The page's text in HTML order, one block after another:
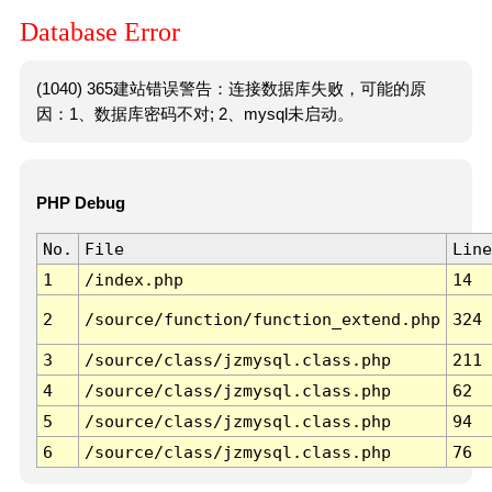
Database Error
(1040) 365建站错误警告：连接数据库失败，可能的原
因：1、数据库密码不对; 2、mysql未启动。
PHP Debug
No. File
Line
1
/index.php 14
2 /source/function/function_extend.php 324
3 /source/class/jzmysql.class.php
211
4
/source/class/jzmysql.class.php
62
5
/source/class/jzmysql.class.php
94
6
/source/class/jzmysql.class.php 76